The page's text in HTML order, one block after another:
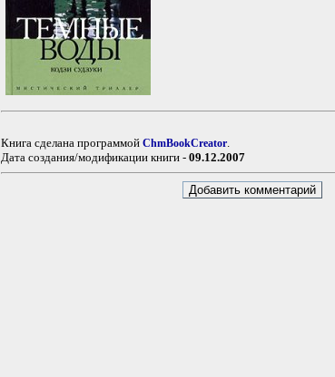
Книга сделана программой ChmBookCreator.
Дата создания/модификации книги - 09.12.2007